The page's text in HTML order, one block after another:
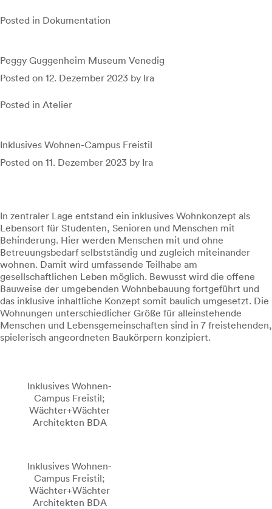
Posted in Dokumentation
Peggy Guggenheim Museum Venedig
Posted on 12. Dezember 2023 by Ira
Posted in Atelier
Inklusives Wohnen-Campus Freistil
Posted on 11. Dezember 2023 by Ira
In zentraler Lage entstand ein inklusives Wohnkonzept als
Lebensort für Studenten, Senioren und Menschen mit
Behinderung. Hier werden Menschen mit und ohne
Betreuungsbedarf selbstständig und zugleich miteinander
wohnen. Damit wird umfassende Teilhabe am
gesellschaftlichen Leben möglich. Bewusst wird die offene
Bauweise der umgebenden Wohnbebauung fortgeführt und
das inklusive inhaltliche Konzept somit baulich umgesetzt. Die
Wohnungen unterschiedlicher Größe für alleinstehende
Menschen und Lebensgemeinschaften sind in 7 freistehenden,
spielerisch angeordneten Baukörpern konzipiert.
Inklusives Wohnen-
Campus Freistil;
Wächter+Wächter
Architekten BDA
Inklusives Wohnen-
Campus Freistil;
Wächter+Wächter
Architekten BDA